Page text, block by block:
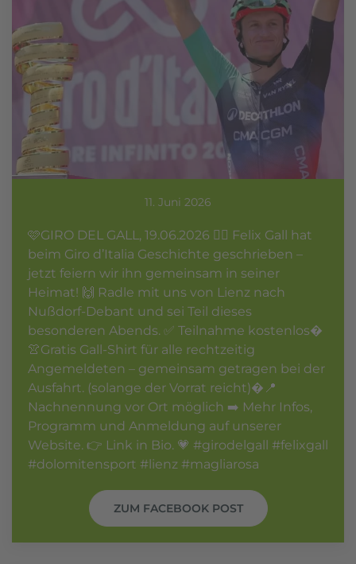
11. Juni 2026
🩷GIRO DEL GALL, 19.06.2026 🚴‍♂️ Felix Gall hat
beim Giro d’Italia Geschichte geschrieben –
jetzt feiern wir ihn gemeinsam in seiner
Heimat! 🙌 Radle mit uns von Lienz nach
Nußdorf-Debant und sei Teil dieses
besonderen Abends. ✅ Teilnahme kostenlos�
👚Gratis Gall-Shirt für alle rechtzeitig
Angemeldeten – gemeinsam getragen bei der
Ausfahrt. (solange der Vorrat reicht)�📍
Nachnennung vor Ort möglich ➡️ Mehr Infos,
Programm und Anmeldung auf unserer
Website. 👉 Link in Bio. 💗 #girodelgall #felixgall
#dolomitensport #lienz #magliarosa
ZUM FACEBOOK POST